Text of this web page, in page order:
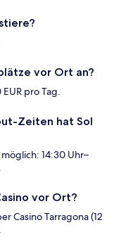
vor Ort an?
pro Tag.
Zeiten hat Sol
14:30 Uhr–
vor Ort?
Casino Tarragona (12